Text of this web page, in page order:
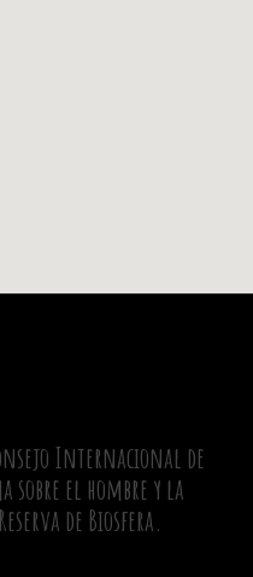
Consejo Internacional de
sobre el hombre y la
de Biosfera.